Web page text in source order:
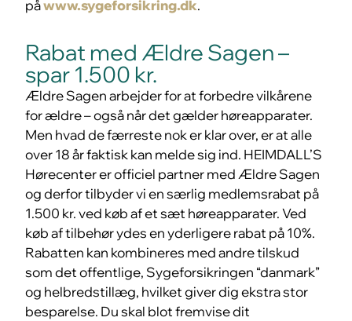
påwww.sygeforsikring.dk.
Rabat med Ældre Sagen –
spar 1.500 kr.
Ældre Sagen arbejder for at forbedre vilkårene
for ældre – også når det gælder høreapparater.
Men hvad de færreste nok er klar over, er at alle
over 18 år faktisk kan melde sig ind. HEIMDALL’S
Hørecenter er officiel partner med Ældre Sagen
og derfor tilbyder vi en særlig medlemsrabat på
1.500 kr. ved køb af et sæt høreapparater. Ved
køb af tilbehør ydes en yderligere rabat på 10%.
Rabatten kan kombineres med andre tilskud
som det offentlige, Sygeforsikringen “danmark”
og helbredstillæg, hvilket giver dig ekstra stor
besparelse. Du skal blot fremvise dit